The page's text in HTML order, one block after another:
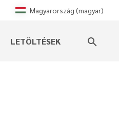
Magyarország (magyar)
LETÖLTÉSEK search